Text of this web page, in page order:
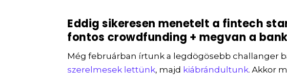
Eddig sikeresen menetelt a fintech
fontos crowdfunding + megvan a
Még februárban írtunk a legdögösebb challanger
szerelmesek lettünk, majd kiábrándultunk. Akkor